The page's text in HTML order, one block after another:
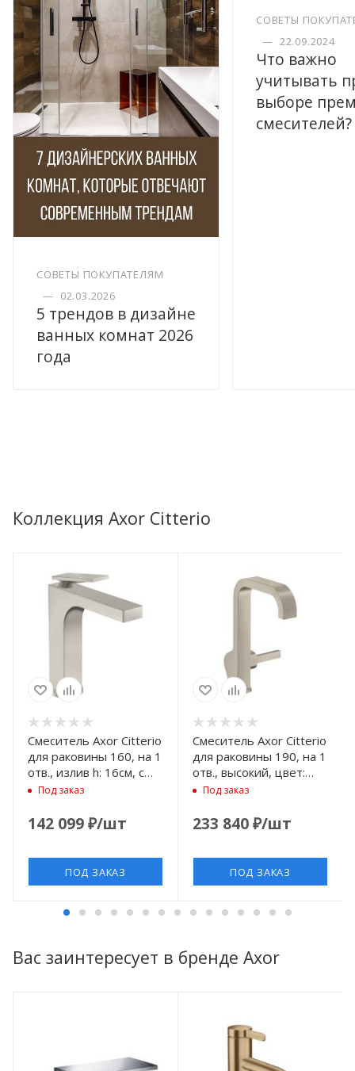
СОВЕТЫ ПОКУПАТЕЛЯМ
— 02.03.2026
5 трендов в дизайне
ванных комнат 2026
года
СОВЕТЫ
— 22.09.2024
Что важно
учитывать
выборе
смесителей?
Коллекция Axor Citterio
Смеситель Axor Citterio
для раковины 160, на 1
отв., излив h: 16см, с
текстурой, цвет: сталь
Под заказ
142 099₽/шт
ПОД ЗАКАЗ
Смеситель Axor Citterio
для раковины 190, на 1
отв., высокий, цвет:
шлифованный никель
Под заказ
233 840₽/шт
ПОД ЗАКАЗ
Вас заинтересует в бренде Axor